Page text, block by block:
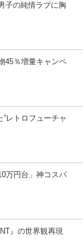
子の純情ラブに胸
45％増量キャンペ
レトロフューチャ
万円台」神コスパ
』の世界観再現